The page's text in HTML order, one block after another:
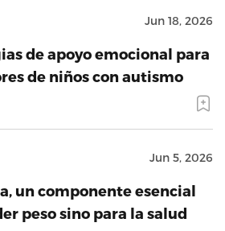
Jun 18, 2026
de apoyo emocional para
de niños con autismo
Jun 5, 2026
un componente esencial
peso sino para la salud